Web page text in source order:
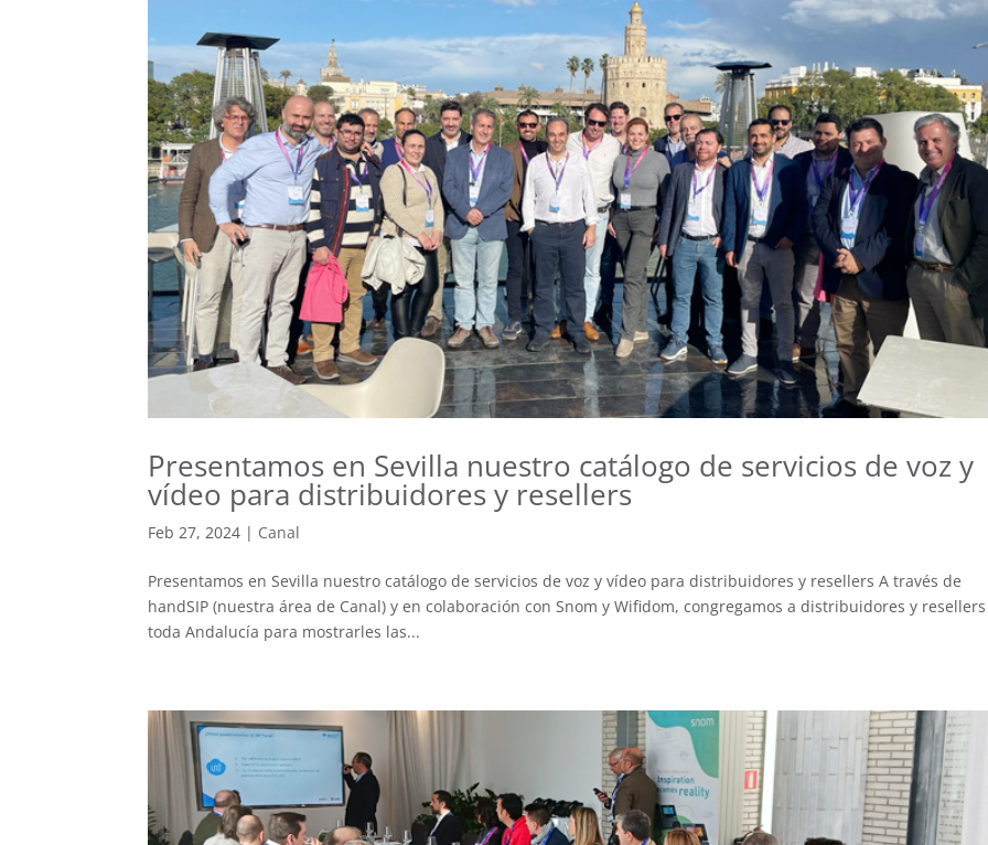
Presentamos en Sevilla nuestro catálogo de servicios de voz y
vídeo para distribuidores y resellers
Feb 27, 2024 | Canal
Presentamos en Sevilla nuestro catálogo de servicios de voz y vídeo para distribuidores y resellers A través de
handSIP (nuestra área de Canal) y en colaboración con Snom y Wifidom, congregamos a distribuidores y
toda Andalucía para mostrarles las...